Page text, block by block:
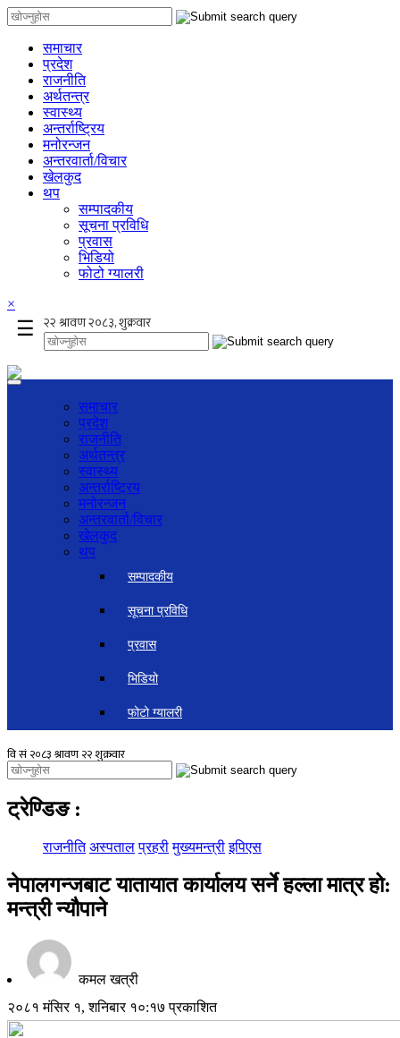
समाचार
प्रदेश
राजनीति
अर्थतन्त्र
स्वास्थ्य
अन्तर्राष्ट्रिय
मनोरन्जन
अन्तरवार्ता/विचार
खेलकुद
थप
सम्पादकीय
सूचना प्रविधि
प्रवास
भिडियो
फोटो ग्यालरी
×
☰
समाचार
प्रदेश
राजनीति
अर्थतन्त्र
स्वास्थ्य
अन्तर्राष्ट्रिय
मनोरन्जन
अन्तरवार्ता/विचार
खेलकुद
थप
सम्पादकीय
सूचना प्रविधि
प्रवास
भिडियो
फोटो ग्यालरी
ट्रेण्डिङ :
राजनीति अस्पताल प्रहरी मुख्यमन्त्री इपिएस
नेपालगन्जबाट यातायात कार्यालय सर्ने हल्ला मात्र हो:
मन्त्री न्यौपाने
कमल खत्री
२०८१ मंसिर १, शनिबार १०:१७ प्रकाशित